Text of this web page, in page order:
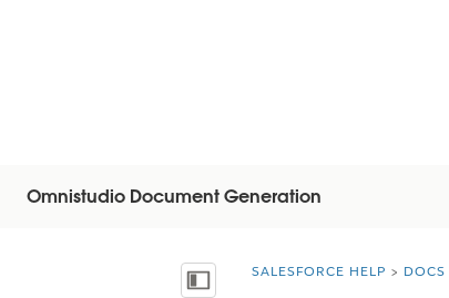
Omnistudio Document Generation
Inhalt anzeigenYou are here:
SALESFORCE HELP DOCS